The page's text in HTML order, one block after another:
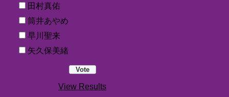
田村真佑
筒井あやめ
早川聖来
矢久保美緒
View Results